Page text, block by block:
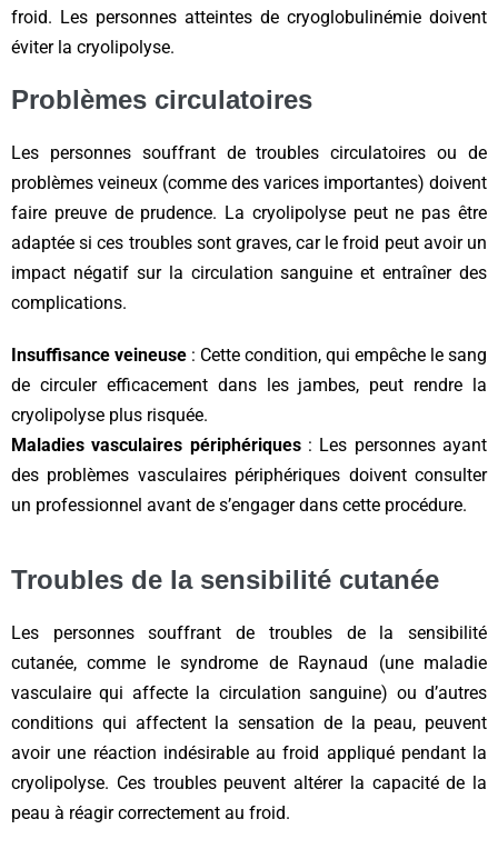
froid. Les personnes atteintes de cryoglobulinémie doivent
éviter la cryolipolyse.
Problèmes circulatoires
Les personnes souffrant de troubles circulatoires ou de
problèmes veineux (comme des varices importantes) doivent
faire preuve de prudence. La cryolipolyse peut ne pas être
adaptée si ces troubles sont graves, car le froid peut avoir un
impact négatif sur la circulation sanguine et entraîner des
complications.
Insuffisance veineuse : Cette condition, qui empêche le sang
de circuler efficacement dans les jambes, peut rendre la
cryolipolyse plus risquée.
Maladies vasculaires périphériques: Les personnes ayant
des problèmes vasculaires périphériques doivent consulter
un professionnel avant de s’engager dans cette procédure.
Troubles de la sensibilité cutanée
Les personnes souffrant de troubles de la sensibilité
cutanée, comme le syndrome de Raynaud (une maladie
vasculaire qui affecte la circulation sanguine) ou d’autres
conditions qui affectent la sensation de la peau, peuvent
avoir une réaction indésirable au froid appliqué pendant la
cryolipolyse. Ces troubles peuvent altérer la capacité de la
peau à réagir correctement au froid.